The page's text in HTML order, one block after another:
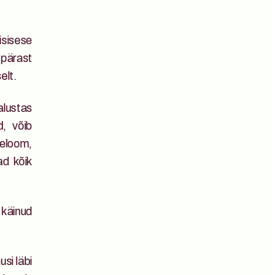
võib
kõik
läbi